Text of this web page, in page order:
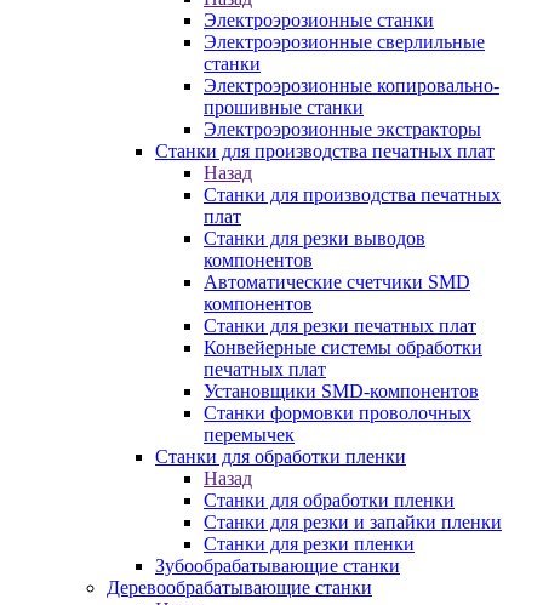
Электроэрозионные станки
Электроэрозионные сверлильные
станки
Электроэрозионные копировально-
прошивные станки
Электроэрозионные экстракторы
Станки для производства печатных плат
Назад
Станки для производства печатных
плат
Станки для резки выводов
компонентов
Автоматические счетчики SMD
компонентов
Станки для резки печатных плат
Конвейерные системы обработки
печатных плат
Установщики SMD-компонентов
Станки формовки проволочных
перемычек
Станки для обработки пленки
Назад
Станки для обработки пленки
Станки для резки и запайки пленки
Станки для резки пленки
Зубообрабатывающие станки
Деревообрабатывающие станки